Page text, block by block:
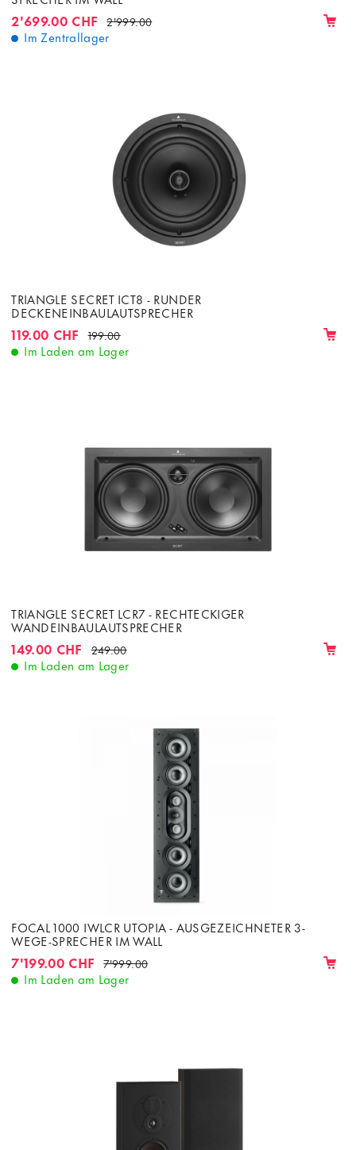
2'699.00 CHF 2'999.00
Im Zentrallager
TRIANGLE SECRET ICT8 - RUNDER
DECKENEINBAULAUTSPRECHER
119.00 CHF 199.00
Im Laden am Lager
TRIANGLE SECRET LCR7 - RECHTECKIGER
WANDEINBAULAUTSPRECHER
149.00 CHF 249.00
Im Laden am Lager
FOCAL 1000 IWLCR UTOPIA - AUSGEZEICHNETER 3-
WEGE-SPRECHER IM WALL
7'199.00 CHF 7'999.00
Im Laden am Lager